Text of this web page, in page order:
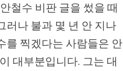
철수 비판 글을 썼을 때
러나 불과 몇 년 안 지나
를 찍겠다는 사람들은 안
대부분입니다. 그는 대